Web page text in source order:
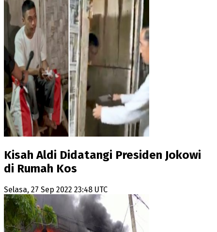
Kisah Aldi Didatangi Presiden Jokowi
di Rumah Kos
Selasa, 27 Sep 2022 23:48 UTC